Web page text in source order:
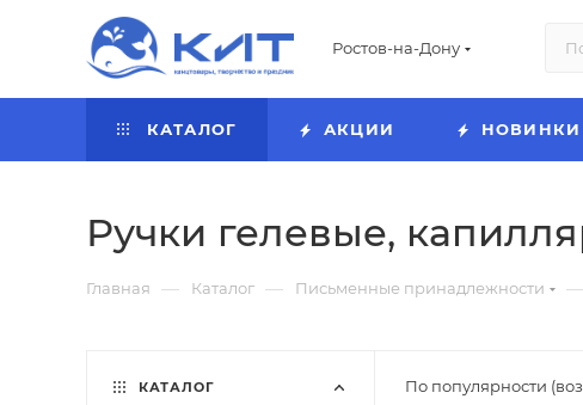
Ростов-на-Дону
КАТАЛОГ АКЦИИ НОВИНКИ
Ручки гелевые,
Главная — Каталог — Письменные принадлежности —
По популярности
КАТАЛОГ